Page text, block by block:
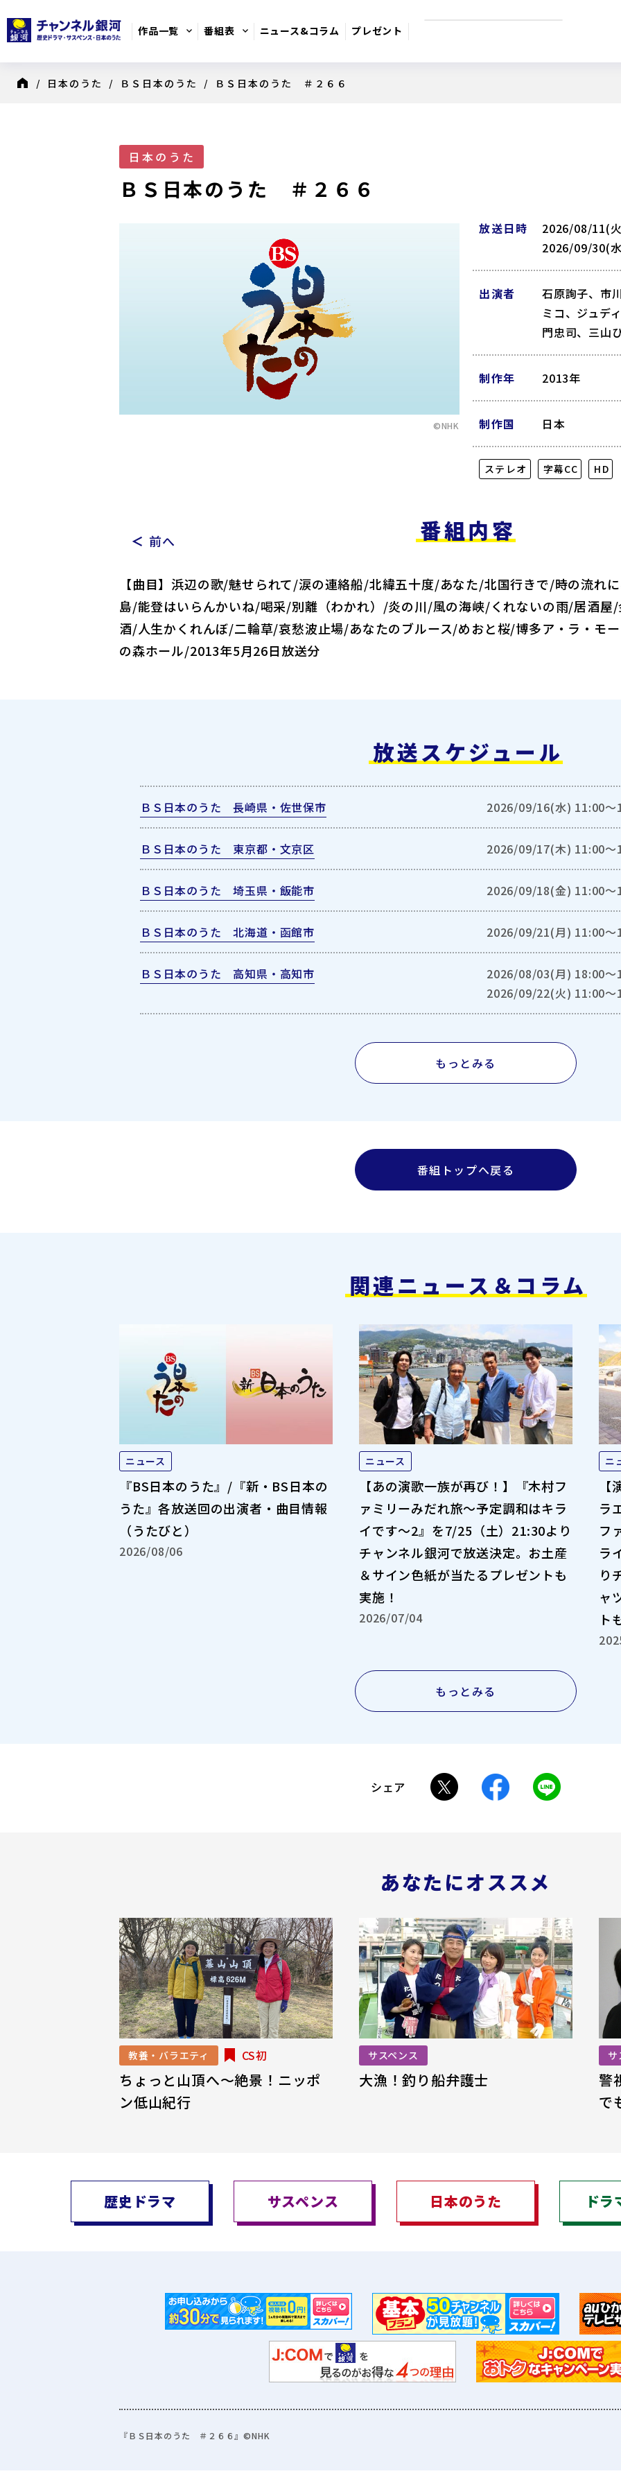
作品一覧 番組表 ニュース&コラム プレゼント
歴史ドラマ
/ 日本のうた / ＢＳ日本のうた / ＢＳ日本のうた ＃２６６
日本のうた
ＢＳ日本のうた ＃２６６
©NHK
放送日時
2026/08/11(
2026/09/30(
出演者
石原詢子、市
ミコ、ジュデ
門忠司、三山
制作年 2013年
制作国 日本
ステレオ 字幕CC HD
番組内容
前へ
【曲目】浜辺の歌/魅せられて/涙の連絡船/北緯五十度/あなた/北国行きで/時の流れ
島/能登はいらんかいね/喝采/別離（わかれ）/炎の川/風の海峡/くれないの雨/居酒屋
酒/人生かくれんぼ/二輪草/哀愁波止場/あなたのブルース/めおと桜/博多ア・ラ・モ
の森ホール/2013年5月26日放送分
放送スケジュール
ＢＳ日本のうた 長崎県・佐世保市 2026/09/16(水) 11:00〜
ＢＳ日本のうた 東京都・文京区 2026/09/17(木) 11:00〜
ＢＳ日本のうた 埼玉県・飯能市 2026/09/18(金) 11:00〜
ＢＳ日本のうた 北海道・函館市 2026/09/21(月) 11:00〜
ＢＳ日本のうた 高知県・高知市
2026/08/03(月) 18:00〜
2026/09/22(火) 11:00〜
もっとみる
番組トップへ戻る
関連ニュース＆コラム
ニュース
『BS日本のうた』/『新・BS日本の
うた』各放送回の出演者・曲目情報
（うたびと）
2026/08/06
ニュース
【あの演歌一族が再び！】『木村フ
ァミリーみだれ旅～予定調和はキラ
イです～2』を7/25（土）21:30より
チャンネル銀河で放送決定。お土産
＆サイン色紙が当たるプレゼントも
実施！
2026/07/04
ニ
ラ
フ
ラ
り
ャ
ト
もっとみる
シェア
あなたにオススメ
教養・バラエティ CS初
ちょっと山頂へ～絶景！ニッポ
ン低山紀行
サスペンス
大漁！釣り船弁護士
サ
警
で
歴史ドラマ サスペンス 日本のうた ドラ
『ＢＳ日本のうた ＃２６６』©NHK